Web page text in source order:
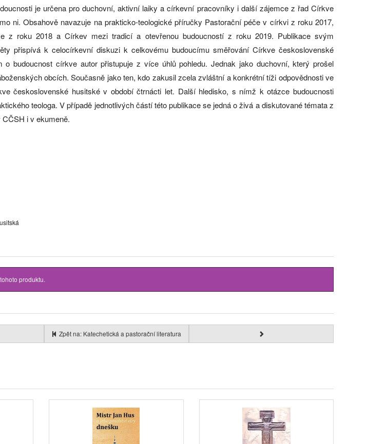
je určena pro duchovní, aktivní laiky a církevní pracovníky i další zájemce z řad Církve
ni. Obsahově navazuje na prakticko-teologické příručky Pastorační péče v církvi z roku 2017,
z roku 2018 a Církev mezi tradicí a otevřenou budoucností z roku 2019. Publikace svým
přispívá k celocírkevní diskuzi k celkovému budoucímu směřování Církve československé
o budoucnost církve autor přistupuje z více úhlů pohledu. Jednak jako duchovní, který prošel
obcích. Současně jako ten, kdo zakusil zcela zvláštní a konkrétní tíži odpovědnosti ve
československé husitské v období čtrnácti let. Další hledisko, s nímž k otázce budoucnosti
teologa. V případě jednotlivých částí této publikace se jedná o živá a diskutované témata z
i v ekumeně.
produktu.
Zpět na: Katechetická a pastorační literatura